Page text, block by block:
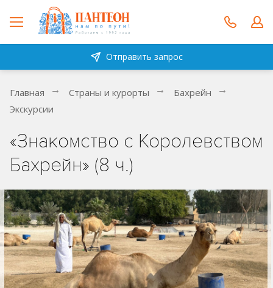
Отправить запрос
Главная Страны и курорты
Бахрейн
Экскурсии
«Знакомство с Королевством
Бахрейн» (8 ч.)